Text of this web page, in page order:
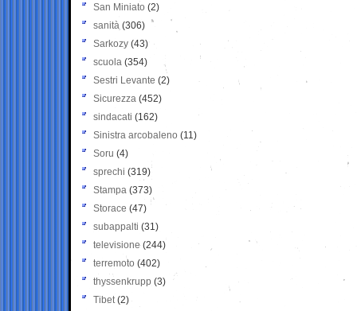
San Miniato (2)
sanità (306)
Sarkozy (43)
scuola (354)
Sestri Levante (2)
Sicurezza (452)
sindacati (162)
Sinistra arcobaleno (11)
Soru (4)
sprechi (319)
Stampa (373)
Storace (47)
subappalti (31)
televisione(244)
terremoto (402)
thyssenkrupp (3)
Tibet(2)